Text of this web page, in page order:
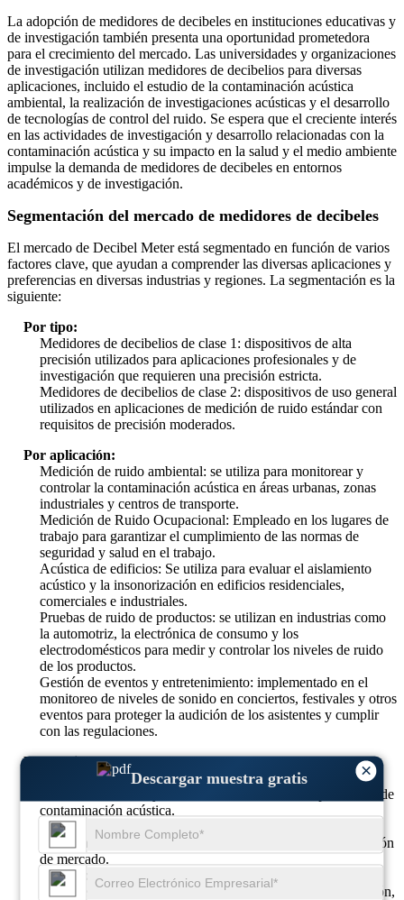
×
Descargar muestra gratis
La adopción de medidores de decibeles en instituciones educativas y
de investigación también presenta una oportunidad prometedora
para el crecimiento del mercado. Las universidades y organizaciones
de investigación utilizan medidores de decibelios para diversas
aplicaciones, incluido el estudio de la contaminación acústica
ambiental, la realización de investigaciones acústicas y el desarrollo
de tecnologías de control del ruido. Se espera que el creciente interés
en las actividades de investigación y desarrollo relacionadas con la
contaminación acústica y su impacto en la salud y el medio ambiente
impulse la demanda de medidores de decibeles en entornos
académicos y de investigación.
Segmentación del mercado de medidores de decibeles
El mercado de Decibel Meter está segmentado en función de varios
factores clave, que ayudan a comprender las diversas aplicaciones y
preferencias en diversas industrias y regiones. La segmentación es la
siguiente:
Por tipo:
Medidores de decibelios de clase 1: dispositivos de alta
precisión utilizados para aplicaciones profesionales y de
investigación que requieren una precisión estricta.
Medidores de decibelios de clase 2: dispositivos de uso general
utilizados en aplicaciones de medición de ruido estándar con
requisitos de precisión moderados.
Por aplicación:
Medición de ruido ambiental: se utiliza para monitorear y
controlar la contaminación acústica en áreas urbanas, zonas
industriales y centros de transporte.
Medición de Ruido Ocupacional: Empleado en los lugares de
trabajo para garantizar el cumplimiento de las normas de
seguridad y salud en el trabajo.
Acústica de edificios: Se utiliza para evaluar el aislamiento
acústico y la insonorización en edificios residenciales,
comerciales e industriales.
Pruebas de ruido de productos: se utilizan en industrias como
la automotriz, la electrónica de consumo y los
electrodomésticos para medir y controlar los niveles de ruido
de los productos.
Gestión de eventos y entretenimiento: implementado en el
monitoreo de niveles de sonido en conciertos, festivales y otros
eventos para proteger la audición de los asistentes y cumplir
con las regulaciones.
Por Región:
América del Norte: un mercado líder debido a las estrictas
normas sobre ruido y la alta conciencia sobre los problemas de
contaminación acústica.
Europa: Impulsada por marcos regulatorios y una creciente
urbanización, lo que contribuye a una importante participación
de mercado.
Asia-Pacífico: Se espera que experimente la tasa de
crecimiento más alta, impulsada por la rápida industrialización,